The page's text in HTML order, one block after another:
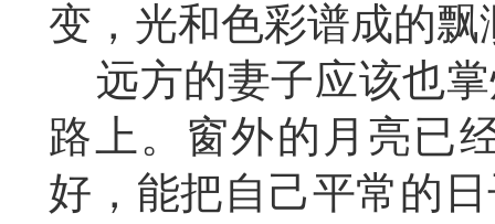
变，光和色彩谱成的
远方的妻子应该也
路上。窗外的月亮已
好，能把自己平常的